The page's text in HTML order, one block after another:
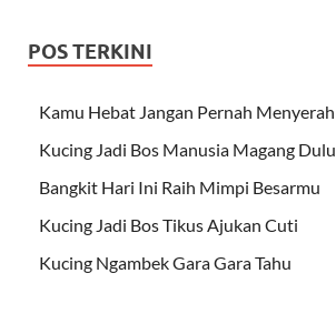
POS TERKINI
Kamu Hebat Jangan Pernah Menyerah
Kucing Jadi Bos Manusia Magang Dulu
Bangkit Hari Ini Raih Mimpi Besarmu
Kucing Jadi Bos Tikus Ajukan Cuti
Kucing Ngambek Gara Gara Tahu